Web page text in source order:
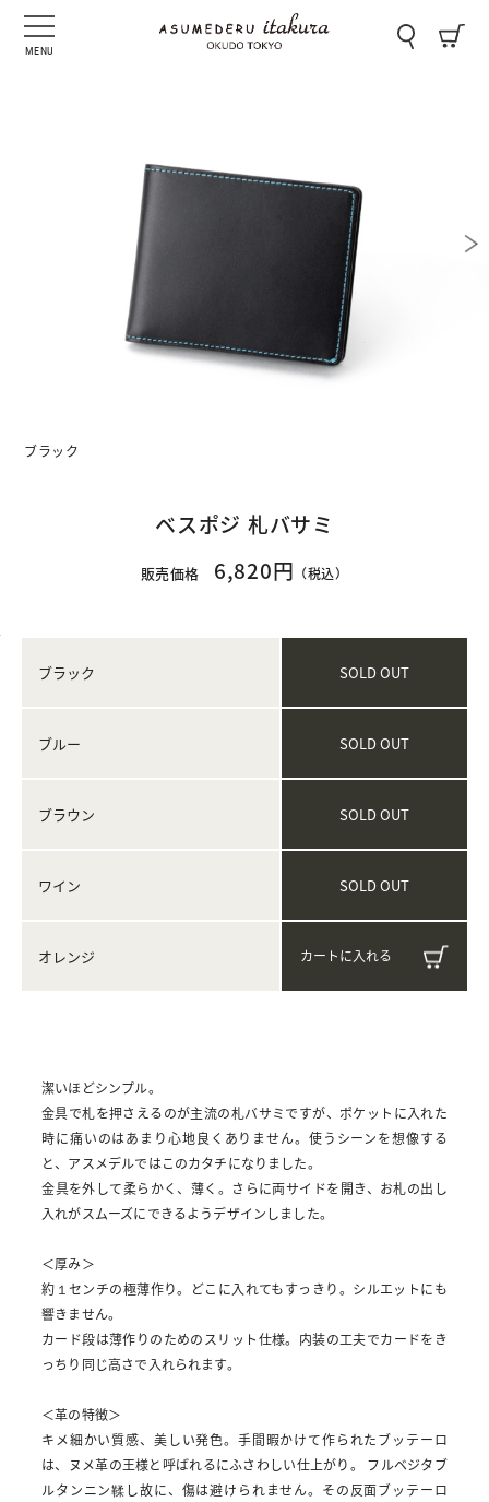
MENU
ブラック
ベスポジ 札バサミ
販売価格 6,820円 （税込）
ブラック SOLD OUT
ブルー SOLD OUT
ブラウン SOLD OUT
ワイン SOLD OUT
オレンジ
潔いほどシンプル。
金具で札を押さえるのが主流の札バサミですが、ポケットに入れた
時に痛いのはあまり心地良くありません。使うシーンを想像する
と、アスメデルではこのカタチになりました。
金具を外して柔らかく、薄く。さらに両サイドを開き、お札の出し
入れがスムーズにできるようデザインしました。
＜厚み＞
約１センチの極薄作り。どこに入れてもすっきり。シルエットにも
響きません。
カード段は薄作りのためのスリット仕様。内装の工夫でカードをき
っちり同じ高さで入れられます。
＜革の特徴＞
キメ細かい質感、美しい発色。手間暇かけて作られたブッテーロ
は、ヌメ革の王様と呼ばれるにふさわしい仕上がり。 フルベジタブ
ルタンニン鞣し故に、傷は避けられません。その反面ブッテーロ